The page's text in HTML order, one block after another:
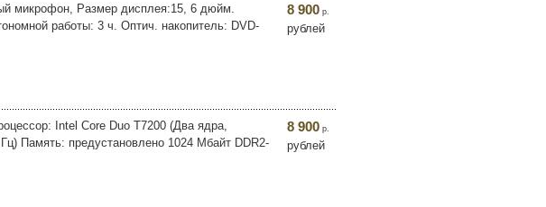
микрофон, Размер дисплея:15, 6 дюйм.
работы: 3 ч. Оптич. накопитель: DVD-
8 900 р.
рублей
Intel Core Duo T7200 (Два ядра,
Память: предустановлено 1024 Мбайт DDR2-
8 900 р.
рублей